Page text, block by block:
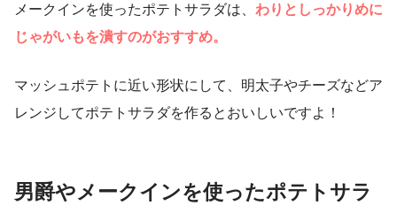
メークインを使ったポテトサラダは、 わりとしっかりめに
じゃがいもを潰すのがおすすめ。
マッシュポテトに近い形状にして、明太子やチーズなどア
レンジしてポテトサラダを作るとおいしいですよ！
男爵やメークインを使ったポテトサラ